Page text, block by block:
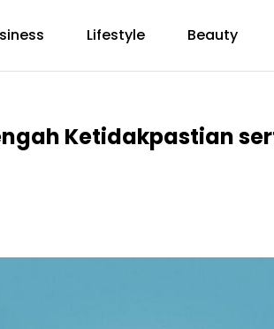
Lifestyle Beauty
Ketidakpastian